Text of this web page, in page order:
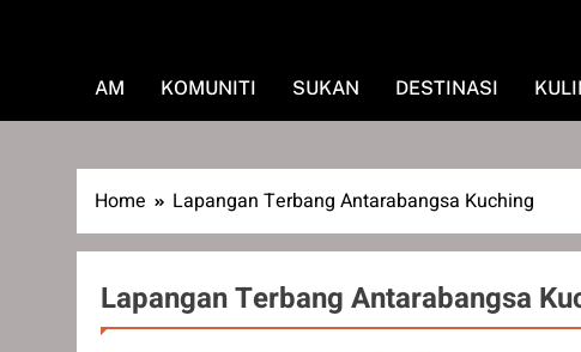
AM KOMUNITI SUKAN DESTINASI
Home Lapangan Terbang Antarabangsa Kuching
Lapangan Terbang Antarabangsa